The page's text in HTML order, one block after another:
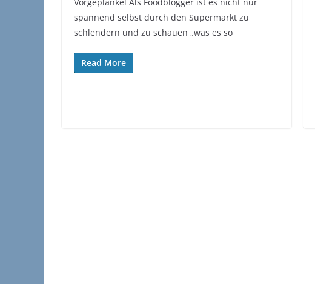
spannend selbst durch den Supermarkt zu
schlendern und zu schauen „was es so
Read More